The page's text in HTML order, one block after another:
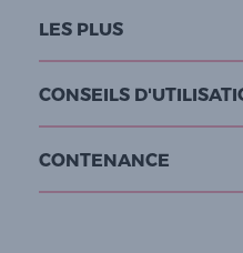
LES PLUS
CONSEILS
CONTENANCE